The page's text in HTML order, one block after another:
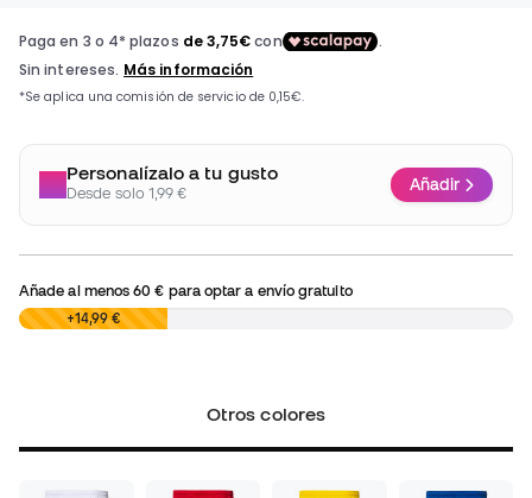
Personalízalo a tu gusto
Desde solo 1,99 € Añadir
Añade al menos60 € para optar a envío gratuito
0,00 € +14,99 €
Otros colores